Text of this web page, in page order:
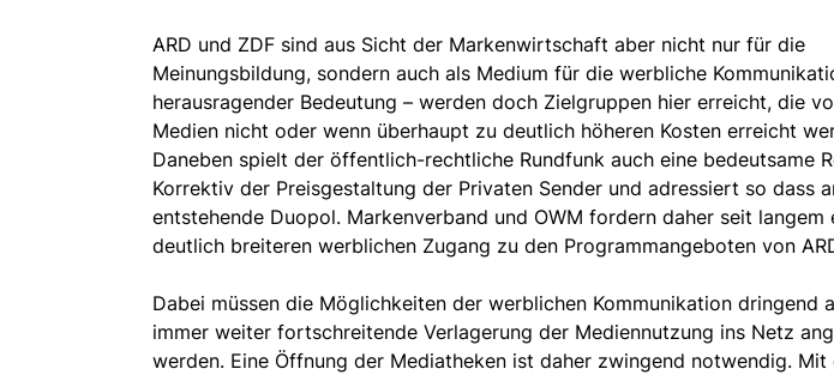
ARD und ZDF sind aus Sicht der Markenwirtschaft aber nicht nur für die
Meinungsbildung, sondern auch als Medium für die werbliche
herausragender Bedeutung – werden doch Zielgruppen hier erreicht, die
Medien nicht oder wenn überhaupt zu deutlich höheren Kosten erreicht
Daneben spielt der öffentlich-rechtliche Rundfunk auch eine bedeutsame
Korrektiv der Preisgestaltung der Privaten Sender und adressiert so dass
entstehende Duopol. Markenverband und OWM fordern daher seit langem
deutlich breiteren werblichen Zugang zu den Programmangeboten von
Dabei müssen die Möglichkeiten der werblichen Kommunikation dringend
immer weiter fortschreitende Verlagerung der Mediennutzung ins Netz
werden. Eine Öffnung der Mediatheken ist daher zwingend notwendig. Mit